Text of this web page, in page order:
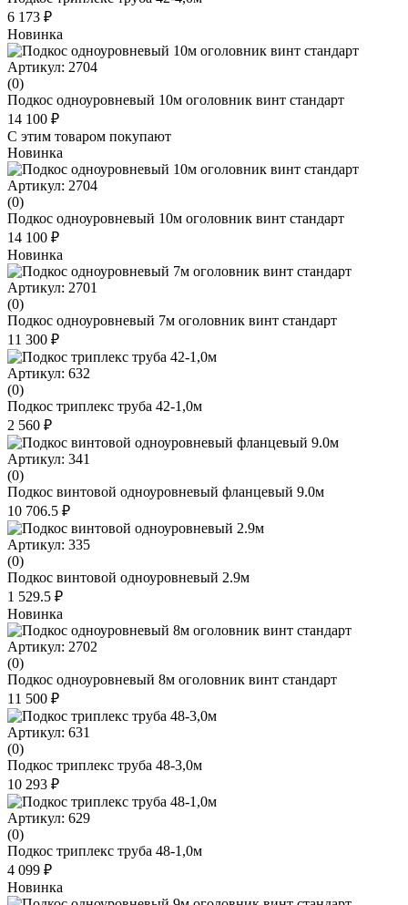
6 173 ₽
Новинка
Артикул: 2704
(0)
Подкос одноуровневый 10м оголовник винт стандарт
14 100 ₽
С этим товаром покупают
Новинка
Артикул: 2704
(0)
Подкос одноуровневый 10м оголовник винт стандарт
14 100 ₽
Новинка
Артикул: 2701
(0)
Подкос одноуровневый 7м оголовник винт стандарт
11 300 ₽
Артикул: 632
(0)
Подкос триплекс труба 42-1,0м
2 560 ₽
Артикул: 341
(0)
Подкос винтовой одноуровневый фланцевый 9.0м
10 706.5 ₽
Артикул: 335
(0)
Подкос винтовой одноуровневый 2.9м
1 529.5 ₽
Новинка
Артикул: 2702
(0)
Подкос одноуровневый 8м оголовник винт стандарт
11 500 ₽
Артикул: 631
(0)
Подкос триплекс труба 48-3,0м
10 293 ₽
Артикул: 629
(0)
Подкос триплекс труба 48-1,0м
4 099 ₽
Новинка